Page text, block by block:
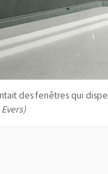
des fenêtres qui